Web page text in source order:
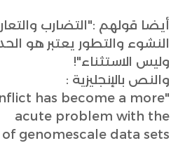
أيضا قولهم :"التضارب
النشوء والتطور يعتبر هو
وليس الاستثناء"!
والنص بالإنجليزية :
has become a more
acute problem with the
genomescale data sets."